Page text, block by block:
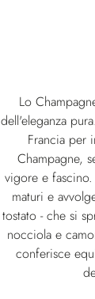
Lo
dell'eleganza
Francia per
Champagne,
vigore e
maturi e
tostato - che si
nocciola e
conferisce